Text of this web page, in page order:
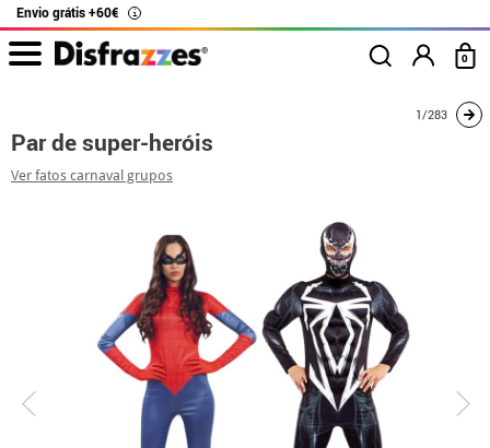
Envio grátis +60€ i
0
Par de super-heróis
1/283
Par de super-heróis
Ver fatos carnaval grupos